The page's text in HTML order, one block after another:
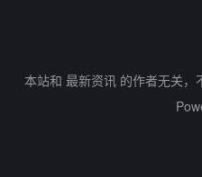
本站和 最新资讯 的作者无关，